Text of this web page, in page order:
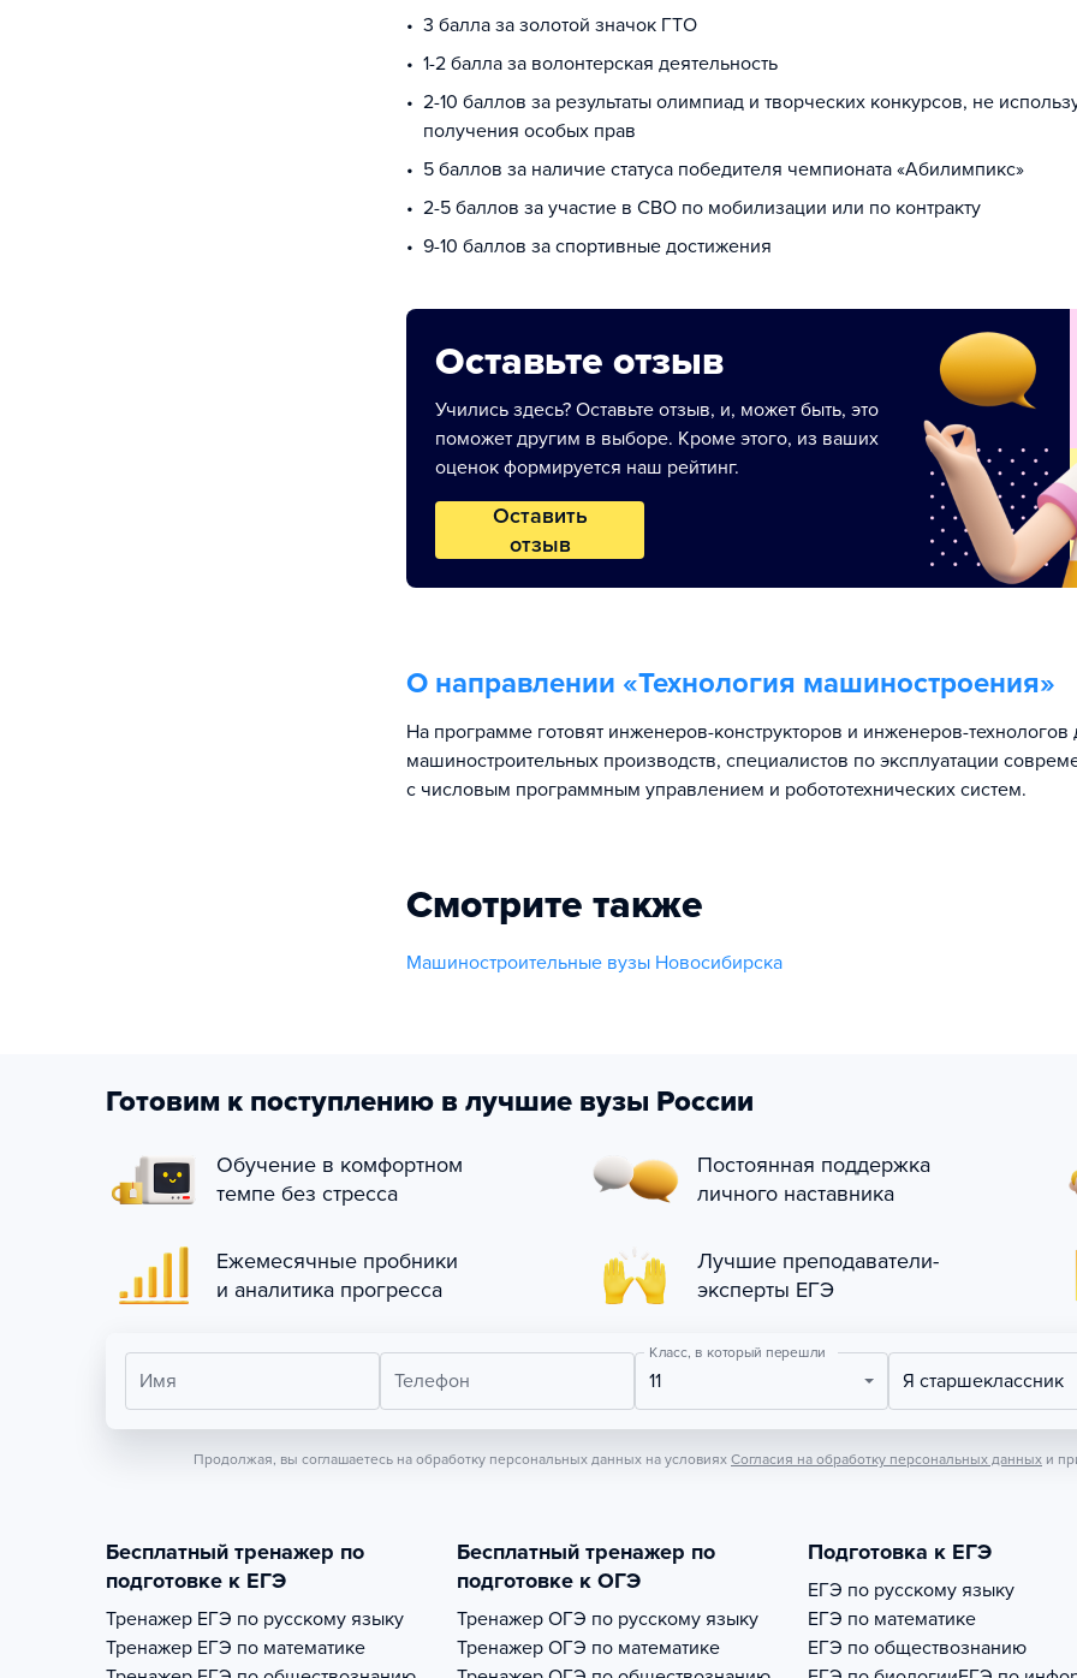
3 балла за золотой значок ГТО
1-2 балла за волонтерская деятельность
2-10 баллов за результаты олимпиад и творческих конкурсов, не
получения особых прав
5 баллов за наличие статуса победителя чемпионата «Абилимпикс»
2-5 баллов за участие в СВО по мобилизации или по контракту
9-10 баллов за спортивные достижения
Оставьте отзыв
Учились здесь? Оставьте отзыв, и, может быть, это
поможет другим в выборе. Кроме этого, из ваших
оценок формируется наш рейтинг.
Оставить
отзыв
О направлении «Технология машиностроения»
На программе готовят инженеров-конструкторов и инженеров-технологов
машиностроительных производств, специалистов по эксплуатации
с числовым программным управлением и робототехнических систем.
Смотрите также
Машиностроительные вузы Новосибирска
Готовим к поступлению в лучшие вузы России
Обучение в комфортном
темпе без стресса
Постоянная поддержка
личного наставника
Ежемесячные пробники
и аналитика прогресса
Лучшие преподаватели-
эксперты ЕГЭ
Имя Телефон
Класс, в который перешли
11 Я старшеклассник
Продолжая, вы соглашаетесь на обработку персональных данных на условиях Согласия на обработку персональных данных и
Бесплатный тренажер по
подготовке к ЕГЭ
Тренажер ЕГЭ по русскому языку
Тренажер ЕГЭ по математике
Бесплатный тренажер по
подготовке к ОГЭ
Тренажер ОГЭ по русскому языку
Тренажер ОГЭ по математике
Подготовка к ЕГЭ
ЕГЭ по русскому языку
ЕГЭ по математике
ЕГЭ по обществознанию